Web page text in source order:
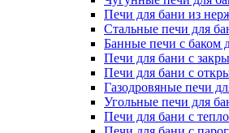
Печи для бани из
Стальные печи для
Банные печи с баком
Печи для бани с
Печи для бани с
Газодровяные печи
Угольные печи для
Печи для бани с